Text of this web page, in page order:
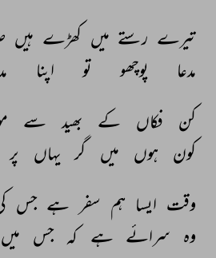
تیرے رستے میں کھڑے ہیں
مدعا
پوچھو تو اپنا
کن‌
فکاں کے بھید سے
کون
ہوں میں گر یہاں پر
وقت ایسا ہم سفر ہے جس
وہ سرائے ہے کہ جس میں